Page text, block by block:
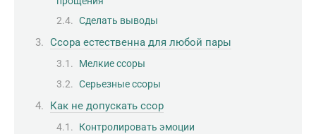
Сделать выводы
Ссора естественна для любой пары
Мелкие ссоры
Серьезные ссоры
Как не допускать ссор
Контролировать эмоции